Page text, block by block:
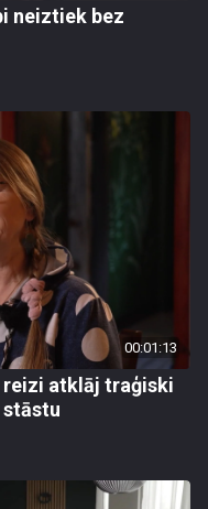
neiztiek bez
00:01:13
atklāj traģiski
stāstu